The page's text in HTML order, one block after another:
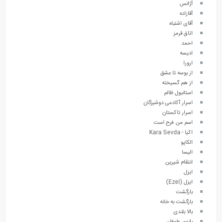
آژانس
آقازاده
آقای اشتباه
اتاق قرمز
احمد
ادیسه
ارورا
از بوسه تا عشق
از هم گسیخته
استانبول ظالم
اسرار آکادمی دوشیزگان
اسرار تاکستان
اسم من فرح است
اکیا - Kara Sevda
الکاپو
الیسا
انتقام شیرین
ایزل
ایزل (Ezel)
بازگشت
بازگشت به خانه
بالا بلندی